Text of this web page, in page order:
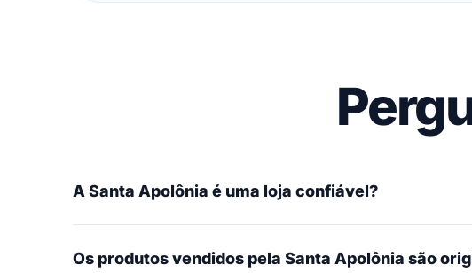
A Santa Apolônia é uma loja confiável?
Os produtos vendidos pela Santa Apolônia são